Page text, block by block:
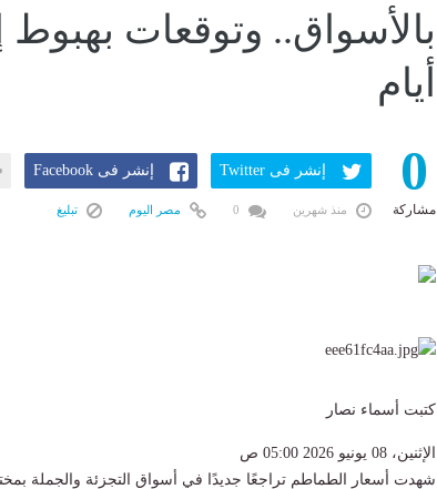
بالأسواق.. وتوقعات
أيام
0
مشاركة
إنشر فى Twitter إنشر فى Facebook
منذ شهرين مصر اليوم تبليغ
كتبت أسماء نصار
الإثنين، 08 يونيو 2026 05:00 ص
شهدت أسعار الطماطم تراجعًا جديدًا في أسواق التجزئة والجملة